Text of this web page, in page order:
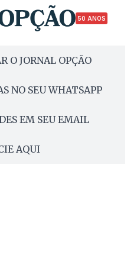
50 ANOS
O JORNAL OPÇÃO
NO SEU WHATSAPP
EM SEU EMAIL
AQUI